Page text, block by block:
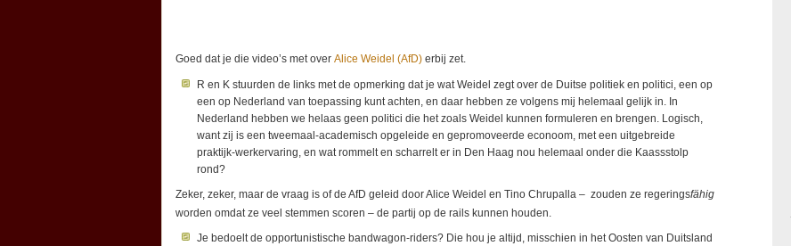
Goed dat je die video’s met over Alice Weidel (AfD) erbij zet.
R en K stuurden de links met de opmerking dat je wat Weidel zegt over de Duitse politiek en politici, een op
een op Nederland van toepassing kunt achten, en daar hebben ze volgens mij helemaal gelijk in. In
Nederland hebben we helaas geen politici die het zoals Weidel kunnen formuleren en brengen. Logisch,
want zij is een tweemaal-academisch opgeleide en gepromoveerde econoom, met een uitgebreide
praktijk-werkervaring, en wat rommelt en scharrelt er in Den Haag nou helemaal onder die Kaassstolp
rond?
Zeker, zeker, maar de vraag is of de AfD geleid door Alice Weidel en Tino Chrupalla – zouden ze regeringsfähig
worden omdat ze veel stemmen scoren – de partij op de rails kunnen houden.
Je bedoelt de opportunistische bandwagon-riders? Die hou je altijd, misschien in het Oosten van Duitsland